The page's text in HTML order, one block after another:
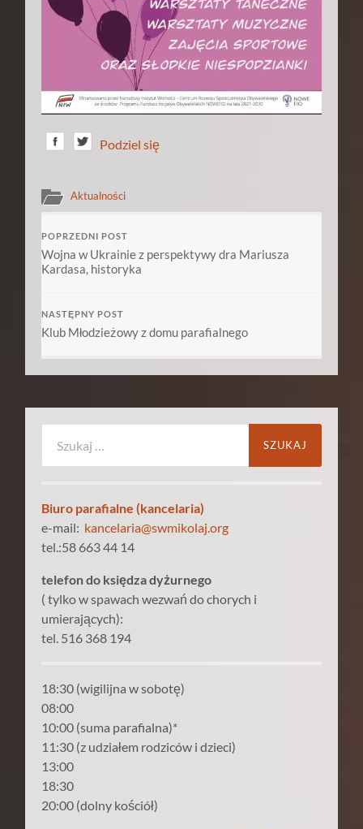
Podziel się
Aktualności
POPRZEDNI POST
Wojna w Ukrainie z perspektywy dra Mariusza
Kardasa, historyka
NASTĘPNY POST
Klub Młodzieżowy z domu parafialnego
Biuro parafialne (kancelaria)
e-mail: kancelaria@swmikolaj.org
tel.:58 663 44 14
telefon do księdza dyżurnego
( tylko w spawach wezwań do chorych i
umierających):
tel. 516 368 194
18:30 (wigilijna w sobotę)
08:00
10:00 (suma parafialna)*
11:30 (z udziałem rodziców i dzieci)
13:00
18:30
20:00 (dolny kościół)